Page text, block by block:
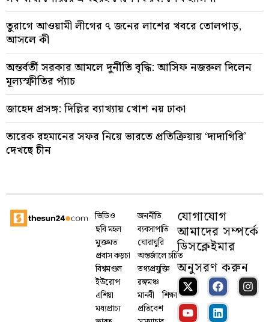
তুরাগে আওয়ামী লীগের ৭ জনের লাশের খবরে তোলপাড়,
আসলে কী
অন্তর্বর্তী সরকার আমলে দুর্নীতি বৃদ্ধি: আসিফ নজরুল দিলেন
মূল্যস্ফীতির প্যাঁচ
জাহেদ প্রসঙ্গ: দিল্লির ব্যাখ্যায় খোশ নয় ঢাকা
তারেক রহমানের সফর নিয়ে ভারতে প্রতিক্রিয়ায় ‘দাদাগিরি’
দেখছে চীন
ভিডিও
ছবি মহল
মুক্তমত
প্রবাস কড়চা
বিশ্বমণ্ডল
ইউরোপ
এশিয়া
মধ্যপ্রাচ্য
জননীতি
ব্যবসাপাতি
ঘোরাঘুরি
অন্তর্জালে চর্চিত
তথ্যপ্রযু্ক্তি
রঙ্গমঞ্চ
মানবী
শিক্ষা
প্রতিবেশ
যোগাযোগ
আমাদের সম্পর্কে
ডিসক্লেইমার
অনুসরণ করুন